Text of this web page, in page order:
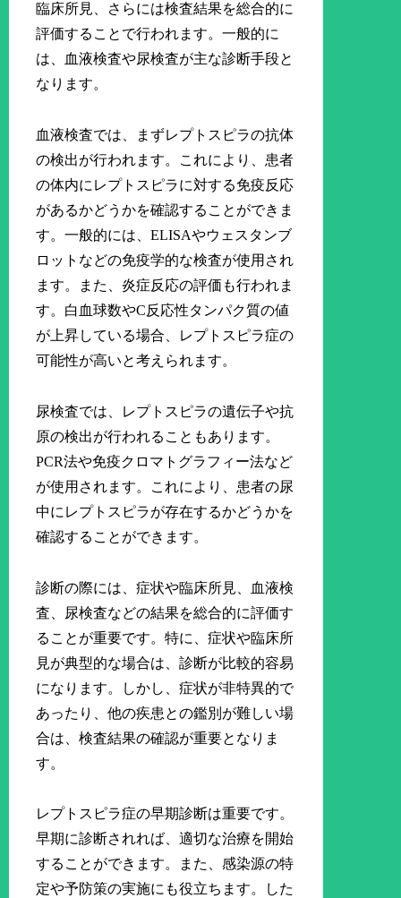
臨床所見、さらには検査結果を総合的に
評価することで行われます。一般的に
は、血液検査や尿検査が主な診断手段と
なります。
血液検査では、まずレプトスピラの抗体
の検出が行われます。これにより、患者
の体内にレプトスピラに対する免疫反応
があるかどうかを確認することができま
す。一般的には、ELISAやウェスタンブ
ロットなどの免疫学的な検査が使用され
ます。また、炎症反応の評価も行われま
す。白血球数やC反応性タンパク質の値
が上昇している場合、レプトスピラ症の
可能性が高いと考えられます。
尿検査では、レプトスピラの遺伝子や抗
原の検出が行われることもあります。
PCR法や免疫クロマトグラフィー法など
が使用されます。これにより、患者の尿
中にレプトスピラが存在するかどうかを
確認することができます。
診断の際には、症状や臨床所見、血液検
査、尿検査などの結果を総合的に評価す
ることが重要です。特に、症状や臨床所
見が典型的な場合は、診断が比較的容易
になります。しかし、症状が非特異的で
あったり、他の疾患との鑑別が難しい場
合は、検査結果の確認が重要となりま
す。
レプトスピラ症の早期診断は重要です。
早期に診断されれば、適切な治療を開始
することができます。また、感染源の特
定や予防策の実施にも役立ちます。した